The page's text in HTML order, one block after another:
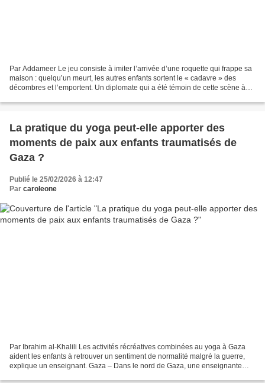
Par Addameer Le jeu consiste à imiter l’arrivée d’une roquette qui frappe sa
maison : quelqu’un meurt, les autres enfants sortent le « cadavre » des
décombres et l’emportent. Un diplomate qui a été témoin de cette scène à
La pratique du yoga peut-elle apporter des
moments de paix aux enfants traumatisés de
Gaza ?
Publié le 25/02/2026 à 12:47
Par caroleone
Par Ibrahim al-Khalili Les activités récréatives combinées au yoga à Gaza
aident les enfants à retrouver un sentiment de normalité malgré la guerre,
explique un enseignant. Gaza – Dans le nord de Gaza, une enseignante